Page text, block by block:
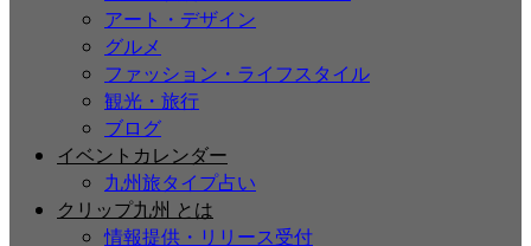
アート・デザイン
グルメ
ファッション・ライフスタイル
観光・旅行
ブログ
イベントカレンダー
九州旅タイプ占い
クリップ九州 とは
情報提供・リリース受付